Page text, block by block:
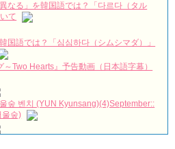
オ・ジャクドゥ』でのプチトマトキスシ
が…」 Big News TV
람)- Right Now To You (지금 너에게)
4) NEW!
Jang Keun-Suk #장근석 #JangKeunSuk
ซอก #张根硕 NEW!
#shortsfeed #100daysmyprince
の「人形の家」に込められた再生への祈
NEW!
– (선공개) 강남 3대 얼짱 출신 &#39;한혜진
なる」を韓国語では？「다르다（タル
て
国語では？「심심하다（シムシマダ）」
Two Hearts』予告動画（日本語字幕）
숲 벤치 (YUN Kyunsang)(4)September::
울숲)